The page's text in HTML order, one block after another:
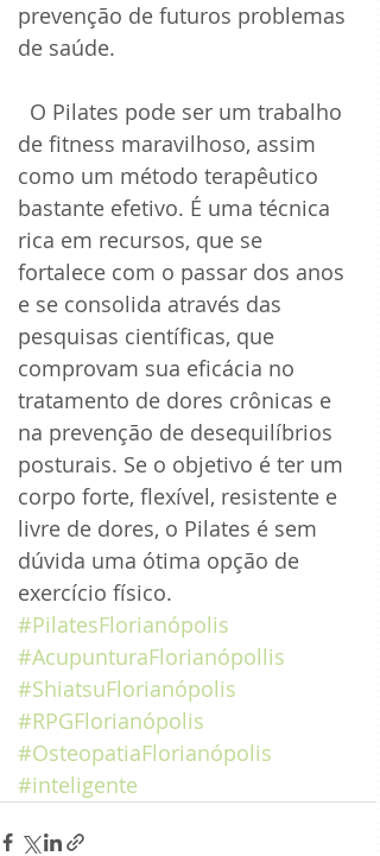
prevenção de futuros problemas
de saúde.
de fitness maravilhoso, assim
como um método terapêutico
bastante efetivo. É uma técnica
rica em recursos, que se
fortalece com o passar dos anos
e se consolida através das
pesquisas científicas, que
comprovam sua eficácia no
tratamento de dores crônicas e
na prevenção de desequilíbrios
posturais. Se o objetivo é ter um
corpo forte, flexível, resistente e
livre de dores, o Pilates é sem
dúvida uma ótima opção de
exercício físico.
#PilatesFlorianópolis
#AcupunturaFlorianópollis
#ShiatsuFlorianópolis
#RPGFlorianópolis
#OsteopatiaFlorianópolis
#inteligente